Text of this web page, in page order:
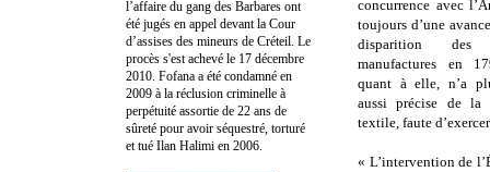
concurrence avec
toujours d’une
disparition des
manufactures en
quant à elle, n’a
aussi précise de la
textile, faute
« L’intervention de
l’affaire du gang des Barbares ont
été jugés en appel devant la Cour
d’assises des mineurs de Créteil. Le
procès s'est achevé le 17 décembre
2010. Fofana a été condamné en
2009 à la réclusion criminelle à
perpétuité assortie de 22 ans de
sûreté pour avoir séquestré, torturé
et tué Ilan Halimi en 2006.